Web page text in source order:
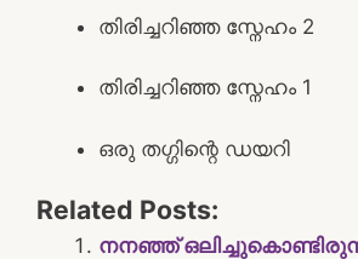
തിരിച്ചറിഞ്ഞ സ്നേഹം 2
തിരിച്ചറിഞ്ഞ സ്നേഹം 1
ഒരു തഗ്ഗിന്റെ ഡയറി
Related Posts:
നനഞ്ഞ് ഒലിച്ചുകൊണ്ടിരുന്ന